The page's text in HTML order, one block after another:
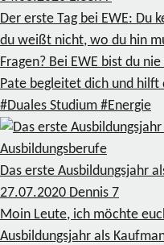
Der erste Tag bei EWE: Du
du weißt nicht, wo du hin
Fragen? Bei EWE bist du
Pate begleitet dich und
#Duales Studium #Energie
Ausbildungsberufe
Das erste Ausbildungsjahr
27.07.2020 Dennis 7
Moin Leute, ich möchte
Ausbildungsjahr als